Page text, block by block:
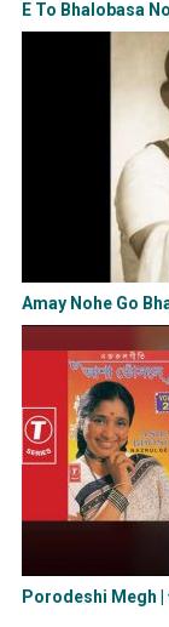
E To Bhalobasa
Amay Nohe Go
Porodeshi Megh |